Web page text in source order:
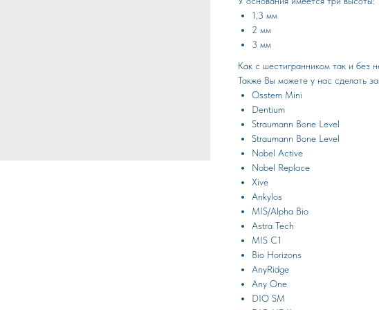
1,3 мм
2 мм
3 мм
Как с шестигранником так и без
Также Вы можете у нас сделать
Osstem Mini
Dentium
Straumann Bone Level
Straumann Bone Level
Nobel Active
Nobel Replace
Xive
Ankylos
MIS/Alpha Bio
Astra Tech
MIS C1
Bio Horizons
АnyRidge
Any One
DIO SM